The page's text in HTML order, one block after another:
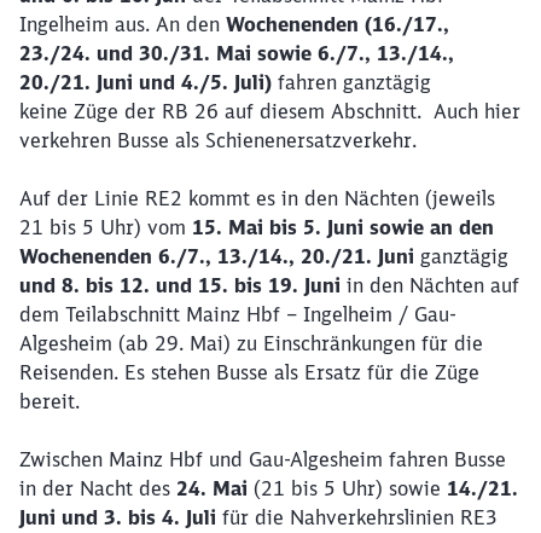
Ingelheim aus. An den Wochenenden (16./17.,
23./24. und 30./31. Mai sowie 6./7., 13./14.,
20./21. Juni und 4./5. Juli) fahren ganztägig
keine Züge der RB 26 auf diesem Abschnitt. Auch hier
verkehren Busse als Schienenersatzverkehr.
Auf der Linie RE2 kommt es in den Nächten (jeweils
21 bis 5 Uhr) vom 15. Mai bis 5. Juni sowie an den
Wochenenden 6./7., 13./14., 20./21. Juni ganztägig
und 8. bis 12. und 15. bis 19. Juni in den Nächten auf
dem Teilabschnitt Mainz Hbf – Ingelheim / Gau-
Algesheim (ab 29. Mai) zu Einschränkungen für die
Reisenden. Es stehen Busse als Ersatz für die Züge
bereit.
Zwischen Mainz Hbf und Gau-Algesheim fahren Busse
in der Nacht des 24. Mai (21 bis 5 Uhr) sowie 14./21.
Juni und 3. bis 4. Juli für die Nahverkehrslinien RE3
Möchten Sie zu weitergeleitet
werden?
Abbrechen Weiter